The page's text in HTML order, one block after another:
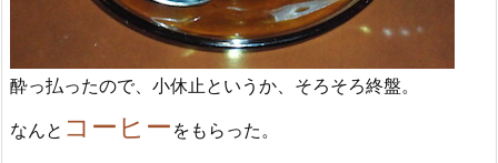
酔っ払ったので、小休止というか、そろそろ終盤。
なんと コーヒー をもらった。